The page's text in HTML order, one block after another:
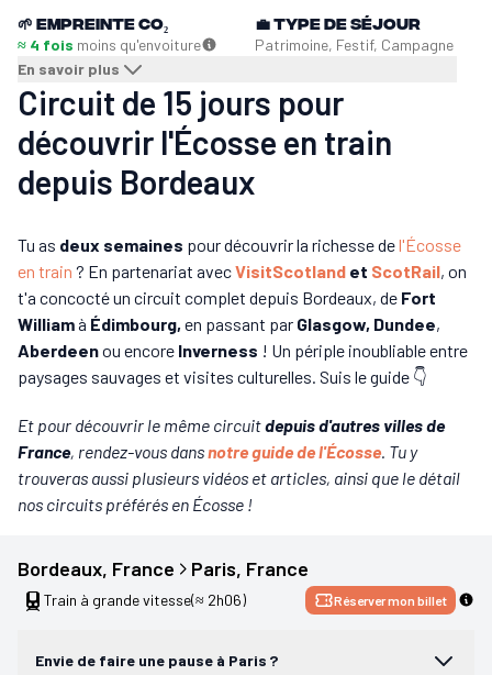
🌱 Empreinte CO₂
≈ 4 fois moins qu'envoiture
En savoir plus
💼Type de séjour
Patrimoine, Festif, Campagne
Circuit de 15 jours pour
découvrir l'Écosse en train
depuis Bordeaux
Tu as deux semaines pour découvrir la richesse del'Écosse
en train ? En partenariat avecVisitScotland et ScotRail, on
t'a concocté un circuit complet depuis Bordeaux, de Fort
Williamà Édimbourg, en passant par Glasgow, Dundee,
Aberdeenou encore Inverness ! Un périple inoubliable entre
paysages sauvages et visites culturelles. Suis le guide 👇
Et pour découvrir le même circuitdepuis d'autres villes de
France, rendez-vous dansnotre guide de l'Écosse. Tu y
trouveras aussi plusieurs vidéos et articles, ainsi que le détail
nos circuits préférés en Écosse !
Bordeaux, France Paris, France
Train à grande vitesse(≈ 2h06) Réserver mon billet
Envie de faire une pause à Paris ?